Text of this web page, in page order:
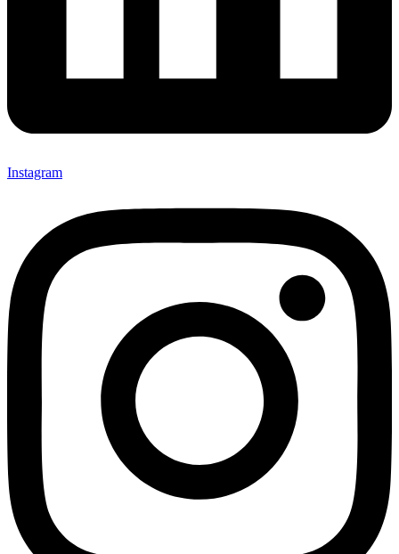
Instagram